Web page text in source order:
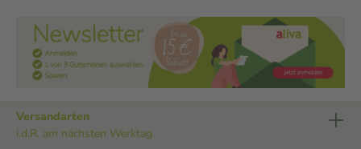
Versandarten
i.d.R. am nächsten Werktag